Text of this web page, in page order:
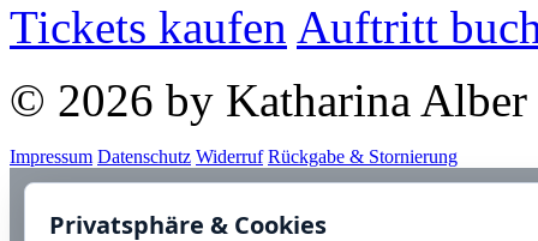
Tickets kaufen Auftritt
© 2026 by Katharina Alber
Impressum Datenschutz Widerruf Rückgabe & Stornierung
Privatsphäre & Cookies
Diese Website ist durch